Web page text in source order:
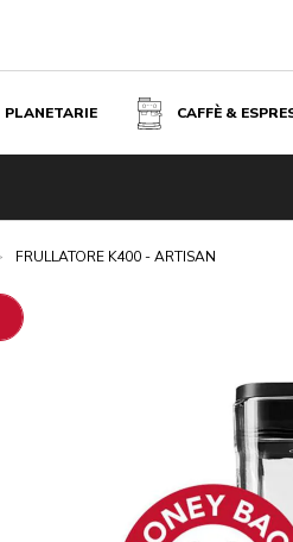
PLANETARIE CAFFÈ &
FRULLATORE K400 - ARTISAN